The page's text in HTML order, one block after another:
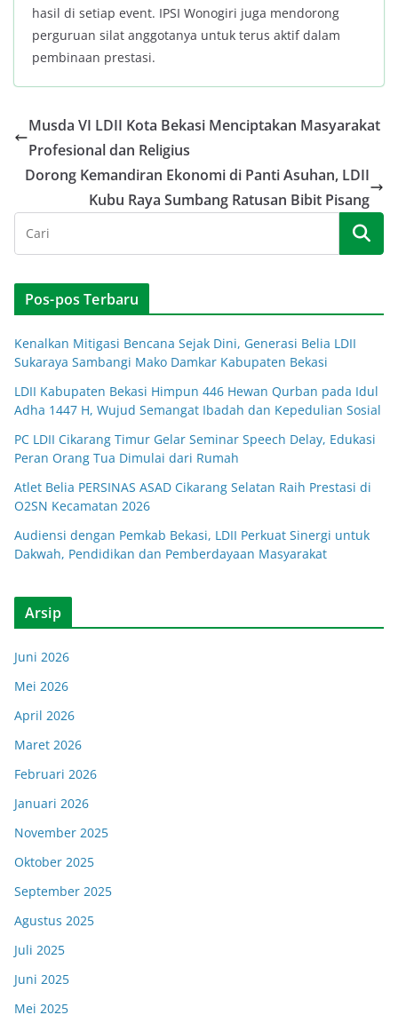
hasil di setiap event. IPSI Wonogiri juga mendorong
perguruan silat anggotanya untuk terus aktif dalam
pembinaan prestasi.
Musda VI LDII Kota Bekasi Menciptakan Masyarakat
Profesional dan Religius
Dorong Kemandiran Ekonomi di Panti Asuhan, LDII
Kubu Raya Sumbang Ratusan Bibit Pisang
Pos-pos Terbaru
Kenalkan Mitigasi Bencana Sejak Dini, Generasi Belia LDII
Sukaraya Sambangi Mako Damkar Kabupaten Bekasi
LDII Kabupaten Bekasi Himpun 446 Hewan Qurban pada Idul
Adha 1447 H, Wujud Semangat Ibadah dan Kepedulian Sosial
PC LDII Cikarang Timur Gelar Seminar Speech Delay, Edukasi
Peran Orang Tua Dimulai dari Rumah
Atlet Belia PERSINAS ASAD Cikarang Selatan Raih Prestasi di
O2SN Kecamatan 2026
Audiensi dengan Pemkab Bekasi, LDII Perkuat Sinergi untuk
Dakwah, Pendidikan dan Pemberdayaan Masyarakat
Arsip
Juni 2026
Mei 2026
April 2026
Maret 2026
Februari 2026
Januari 2026
November 2025
Oktober 2025
September 2025
Agustus 2025
Juli 2025
Juni 2025
Mei 2025